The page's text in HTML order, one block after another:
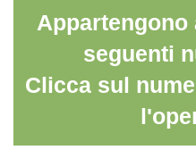
Appartengono
seguenti
Clicca sul